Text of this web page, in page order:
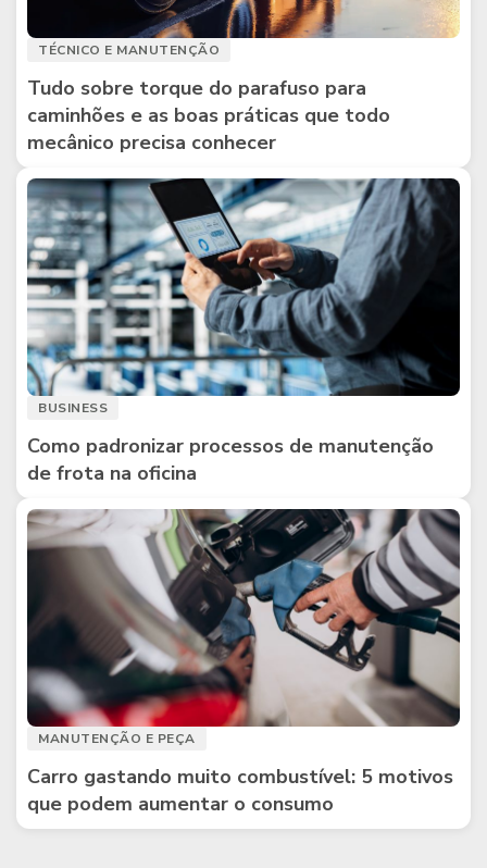
TÉCNICO E MANUTENÇÃO
Tudo sobre torque do parafuso para
caminhões e as boas práticas que todo
mecânico precisa conhecer
BUSINESS
Como padronizar processos de manutenção
de frota na oficina
MANUTENÇÃO E PEÇA
Carro gastando muito combustível: 5 motivos
que podem aumentar o consumo